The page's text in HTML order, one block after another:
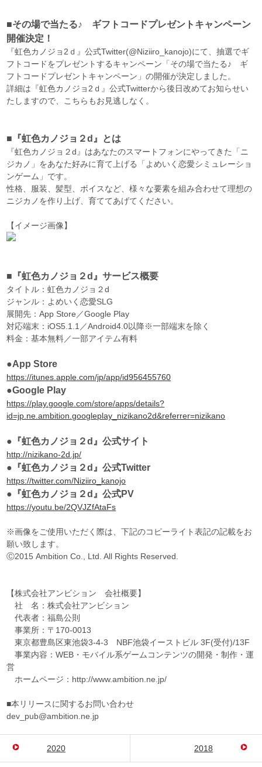
■その場で当たる♪ ギフトコードプレゼントキャンペーン
開催決定！
『虹色カノジョ2ｄ』公式Twitter(@Niziiro_kanojo)にて、抽選でギ
フトコードをプレゼントするキャンペーン「その場で当たる♪ ギ
フトコードプレゼントキャンペーン」の開催が決定しました。
詳細は『虹色カノジョ2ｄ』公式Twitterから後日改めてお知らせい
たしますので、こちらもお見逃しなく。
■『虹色カノジョ２d』とは
『虹色カノジョ２d』はあなたのスマートフォンにやってきた「ニ
ジカノ」をあなた好みに育て上げる「よめいく恋愛シミュレーショ
ンゲーム」です。
性格、服装、髪型、ボイスなど、様々な要素を組み合わせて理想の
ニジカノを作り上げ、育ててあげてください。
【イメージ画像】
■『虹色カノジョ２d』サービス概要
タイトル：虹色カノジョ２d
ジャンル：よめいく恋愛SLG
展開先：App Store／Google Play
対応端末：iOS5.1.1／Android4.0以降※一部端末を除く
料金：基本無料／一部アイテム有料
●App Store
https://itunes.apple.com/jp/app/id956455760
●Google Play
https://play.google.com/store/apps/details?
id=jp.ne.ambition.googleplay_nizikano2d&referrer=nizikano
●『虹色カノジョ２d』公式サイト
http://nizikano-2d.jp/
●『虹色カノジョ２d』公式Twitter
https://twitter.com/Niziiro_kanojo
●『虹色カノジョ２d』公式PV
https://youtu.be/2QVJZfAtaFs
※画像をご使用いただく際は、下記のコピーライト表記の記載をお
願い致します。
Ⓒ2015 Ambition Co., Ltd. All Rights Reserved.
【株式会社アンビション 会社概要】
社 名：株式会社アンビション
代表者：福島公則
事業所：〒170-0013
東京都豊島区東池袋3-4-3 NBF池袋イーストビル 3F(受付)/13F
事業内容：WEB・モバイル系ゲームコンテンツの開発・制作・運
営
ホームページ：http://www.ambition.ne.jp/
■本リリースに関するお問い合わせ
dev_pub@ambition.ne.jp
2020 2018